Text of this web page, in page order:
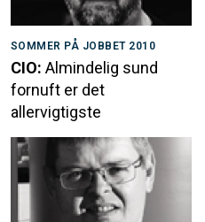
SOMMER PÅ JOBBET 2010
CIO: Almindelig sund
fornuft er det
allervigtigste